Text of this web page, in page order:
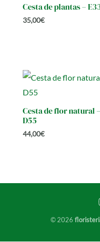
Cesta de plantas –
35,00€
Cesta de flor natural –
D55
44,00€
© 2026